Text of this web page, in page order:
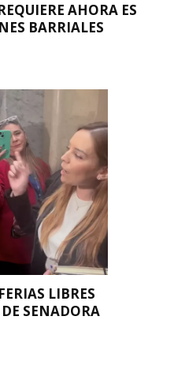
AHORA ES
BARRIALES
LIBRES
SENADORA